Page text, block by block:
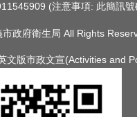
(注意事項: 此簡訊
政府衛生局 All Rights
文版市政文宣(Activities and